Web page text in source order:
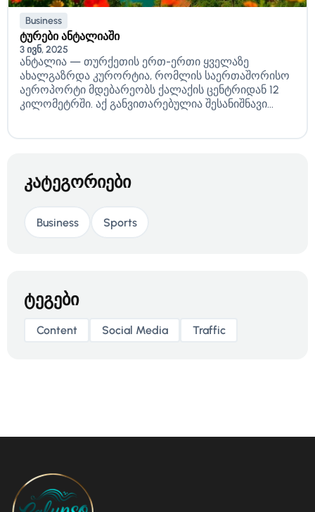
Business
ტურები ანტალიაში
3 ივნ, 2025
ანტალია — თურქეთის ერთ-ერთი ყველაზე
ახალგაზრდა კურორტია, რომლის საერთაშორისო
აეროპორტი მდებარეობს ქალაქის ცენტრიდან 12
კილომეტრში. აქ განვითარებულია შესანიშნავი...
კატეგორიები
Business Sports
ტეგები
Content Social Media Traffic